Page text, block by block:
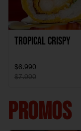
Tropical crispy
$6.990
$7.990
PROMOS